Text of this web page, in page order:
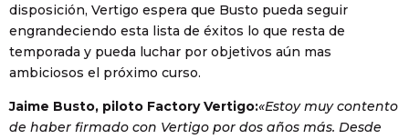
disposición, Vertigo espera que Busto pueda seguir
engrandeciendo esta lista de éxitos lo que resta de
temporada y pueda luchar por objetivos aún mas
ambiciosos el próximo curso.
Jaime Busto, piloto Factory Vertigo:«Estoy muy contento
de haber firmado con Vertigo por dos años más. Desde